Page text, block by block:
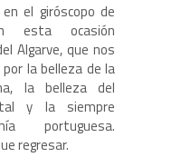
el giróscopo de
esta ocasión
Algarve, que nos
la belleza de la
la belleza del
y la siempre
portuguesa.
regresar.